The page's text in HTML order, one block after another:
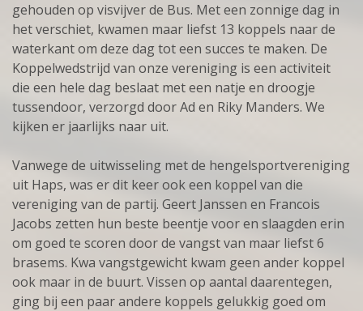
gehouden op visvijver de Bus. Met een zonnige dag in
het verschiet, kwamen maar liefst 13 koppels naar de
waterkant om deze dag tot een succes te maken. De
Koppelwedstrijd van onze vereniging is een activiteit
die een hele dag beslaat met een natje en droogje
tussendoor, verzorgd door Ad en Riky Manders. We
kijken er jaarlijks naar uit.
Vanwege de uitwisseling met de hengelsportvereniging
uit Haps, was er dit keer ook een koppel van die
vereniging van de partij. Geert Janssen en Francois
Jacobs zetten hun beste beentje voor en slaagden erin
om goed te scoren door de vangst van maar liefst 6
brasems. Kwa vangstgewicht kwam geen ander koppel
ook maar in de buurt. Vissen op aantal daarentegen,
ging bij een paar andere koppels gelukkig goed om